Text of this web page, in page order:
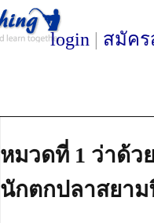
login | สมัค
หมวดที่ 1 ว่าด้
นักตกปลาสยา